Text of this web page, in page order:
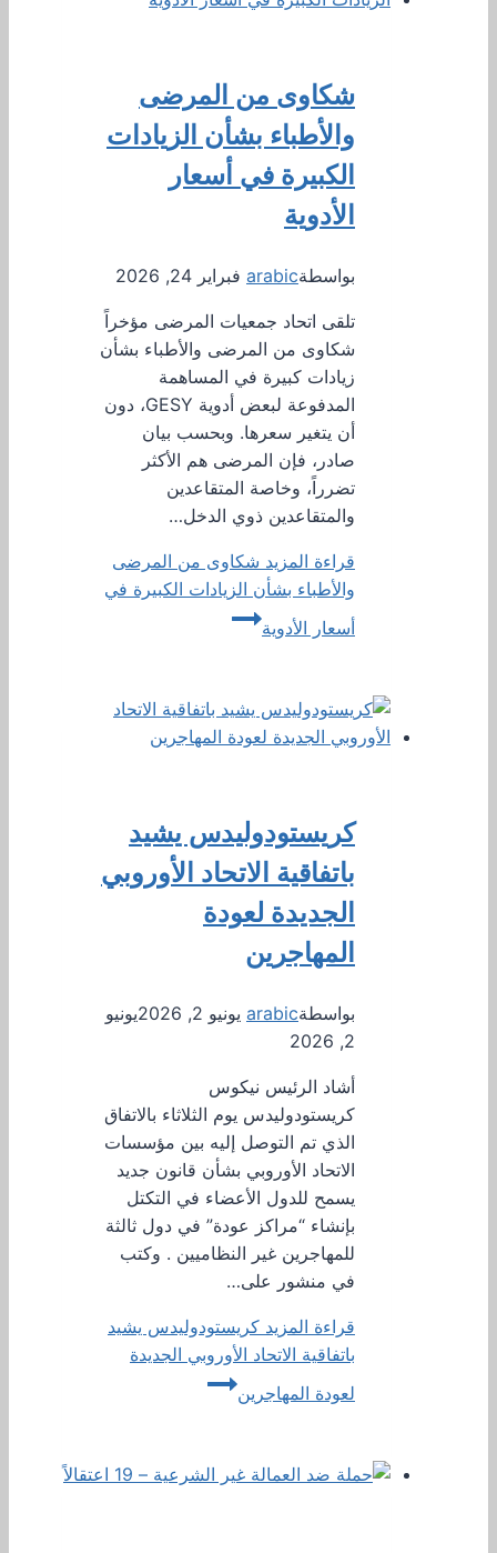
شكاوى من المرضى
والأطباء بشأن الزيادات
الكبيرة في أسعار
الأدوية
بواسطةarabic فبراير 24, 2026
تلقى اتحاد جمعيات المرضى مؤخراً
شكاوى من المرضى والأطباء بشأن
زيادات كبيرة في المساهمة
المدفوعة لبعض أدوية GESY، دون
أن يتغير سعرها. وبحسب بيان
صادر، فإن المرضى هم الأكثر
تضرراً، وخاصة المتقاعدين
والمتقاعدين ذوي الدخل…
قراءة المزيد شكاوى من المرضى
والأطباء بشأن الزيادات الكبيرة في
أسعار الأدوية
كريستودوليدس يشيد
باتفاقية الاتحاد الأوروبي
الجديدة لعودة
المهاجرين
بواسطةarabic يونيو 2, 2026
يونيو
2, 2026
أشاد الرئيس نيكوس
كريستودوليدس يوم الثلاثاء بالاتفاق
الذي تم التوصل إليه بين مؤسسات
الاتحاد الأوروبي بشأن قانون جديد
يسمح للدول الأعضاء في التكتل
بإنشاء “مراكز عودة” في دول ثالثة
للمهاجرين غير النظاميين . وكتب
في منشور على…
قراءة المزيد كريستودوليدس يشيد
باتفاقية الاتحاد الأوروبي الجديدة
لعودة المهاجرين